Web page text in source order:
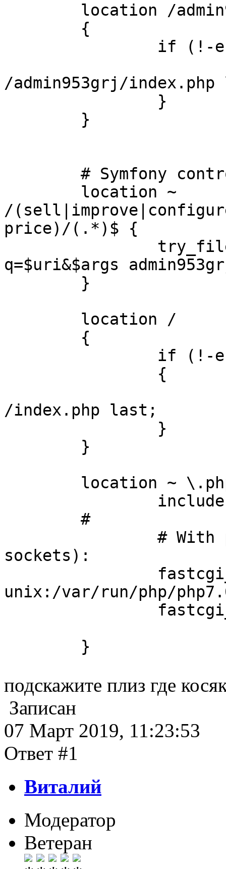
location /
{
if (!-e
/admin953grj/
}
}
# Symfony
location ~
/
price)/(.*)$ {
try_files $uri
q=$uri&$args
}
location /
{
if (!-e
{
/index.php last;
}
}
location ~
include
#
# With php-
sockets):
unix:/var/run/php/
}
подскажите плиз где
Записан
07 Март 2019, 11:23:53
Ответ #1
Виталий
Модератор
Ветеран